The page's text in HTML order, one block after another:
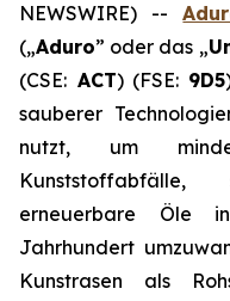
NEWSWIRE) --
(„Aduro” oder das „
(CSE: ACT) (FSE: 9D5
sauberer
nutzt, um
erneuerbare Öle
Jahrhundert
Kunstrasen als